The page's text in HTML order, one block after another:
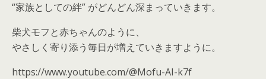
“家族としての絆” がどんどん深まっていきます。
柴犬モフと赤ちゃんのように、
やさしく寄り添う毎日が増えていきますように。
https://www.youtube.com/@Mofu-AI-k7f